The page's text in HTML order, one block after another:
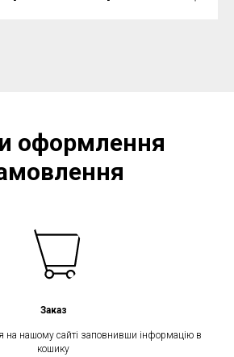
оформлення
Заказ
на нашому сайті заповнивши інформацію в
кошику